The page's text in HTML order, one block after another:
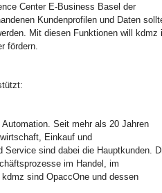
Center E-Business Basel der
Kundenprofilen und Daten
Mit diesen Funktionen will kdmz
fördern.
Seit mehr als 20 Jahren
Einkauf und
Service sind dabei die Hauptkunden.
im Handel, im
sind OpaccOne und dessen